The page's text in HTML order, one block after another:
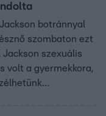
botránnyal
szombaton ezt
szexuális
volt a gyermekkora,